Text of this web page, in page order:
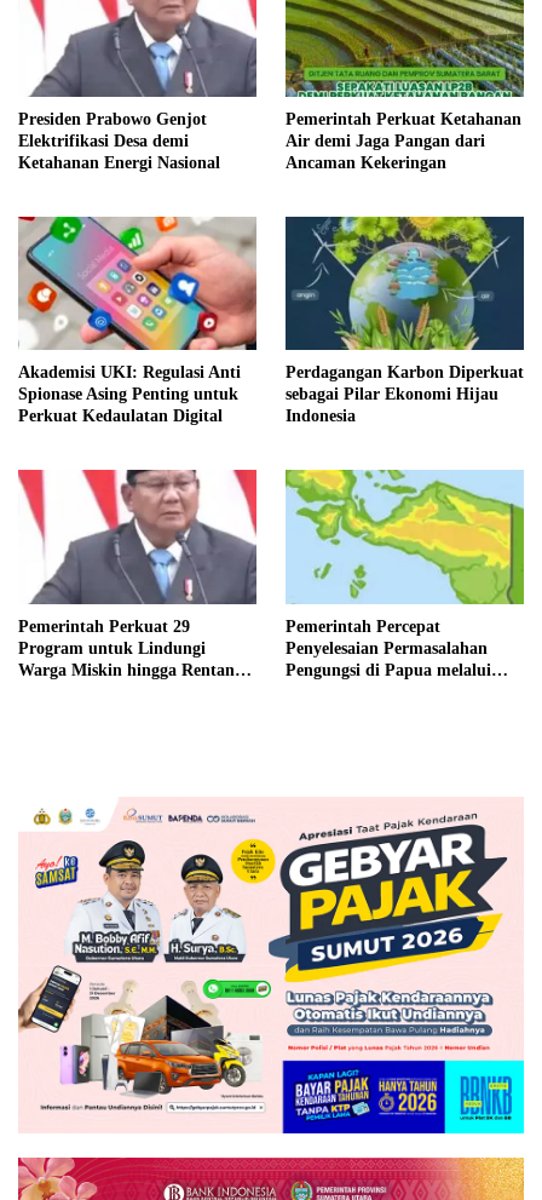
Presiden Prabowo Genjot
Elektrifikasi Desa demi
Ketahanan Energi Nasional
Pemerintah Perkuat Ketahanan
Air demi Jaga Pangan dari
Ancaman Kekeringan
Akademisi UKI: Regulasi Anti
Spionase Asing Penting untuk
Perkuat Kedaulatan Digital
Perdagangan Karbon Diperkuat
sebagai Pilar Ekonomi Hijau
Indonesia
Pemerintah Perkuat 29
Program untuk Lindungi
Warga Miskin hingga Rentan
Pemerintah Percepat
Penyelesaian Permasalahan
Pengungsi di Papua melalui